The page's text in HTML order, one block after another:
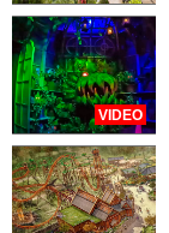
VIDEO